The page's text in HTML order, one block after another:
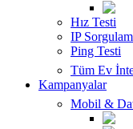
Hız Testi
IP
Ping Testi
Tüm Ev
Kampanyalar
Mobil &